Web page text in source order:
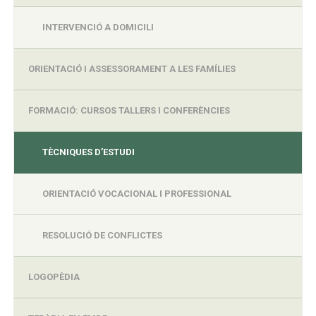
INTERVENCIÓ A DOMICILI
ORIENTACIÓ I ASSESSORAMENT A LES FAMÍLIES
FORMACIÓ: CURSOS TALLERS I CONFERÈNCIES
TÈCNIQUES D’ESTUDI
ORIENTACIÓ VOCACIONAL I PROFESSIONAL
RESOLUCIÓ DE CONFLICTES
LOGOPÈDIA